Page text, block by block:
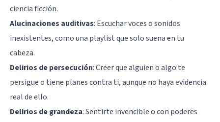
ciencia ficción.
Alucinaciones auditivas: Escuchar voces o sonidos
inexistentes, como una playlist que solo suena en tu
cabeza.
Delirios de persecución: Creer que alguien o algo te
persigue o tiene planes contra ti, aunque no haya evidencia
real de ello.
Delirios de grandeza: Sentirte invencible o con poderes